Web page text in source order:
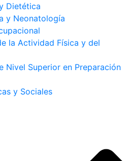
Dietética
y Neonatología
la Actividad Física y del
Nivel Superior en Preparación
y Sociales